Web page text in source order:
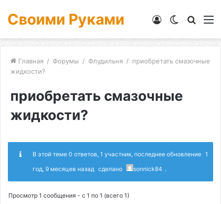
Своими Руками
Switch
Войти
Главная / Форумы / Флудильня / приобретать смазочные
жидкости?
приобретать смазочные
жидкости?
В этой теме 0 ответов, 1 участник, последнее обновление 1
год, 9 месяцев назад сделано sonnick84 .
Просмотр 1 сообщения - с 1 по 1 (всего 1)